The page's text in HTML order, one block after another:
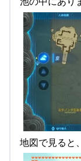
地図で見ると